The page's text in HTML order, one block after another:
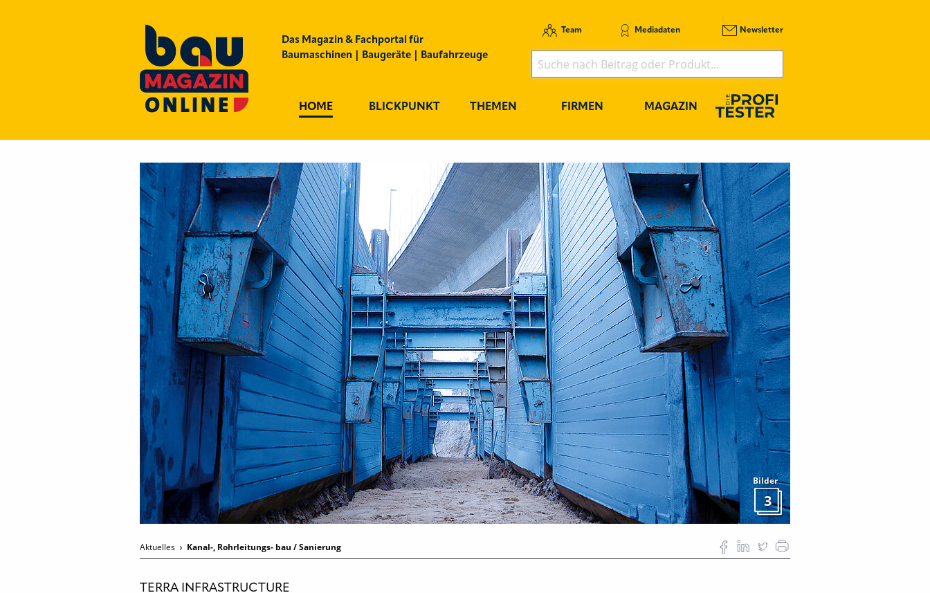
Das Magazin & Fachportal für
Baumaschinen | Baugeräte | Baufahrzeuge
Team Mediadaten Newsletter
HOME BLICKPUNKT THEMEN FIRMEN MAGAZIN
Bilder
3
Aktuelles Kanal-, Rohrleitungs- bau / Sanierung
TERRA INFRASTRUCTURE